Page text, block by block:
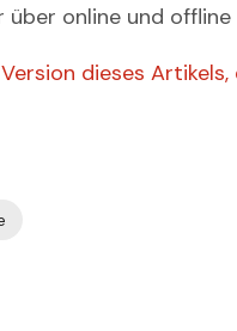
über online und
dieses